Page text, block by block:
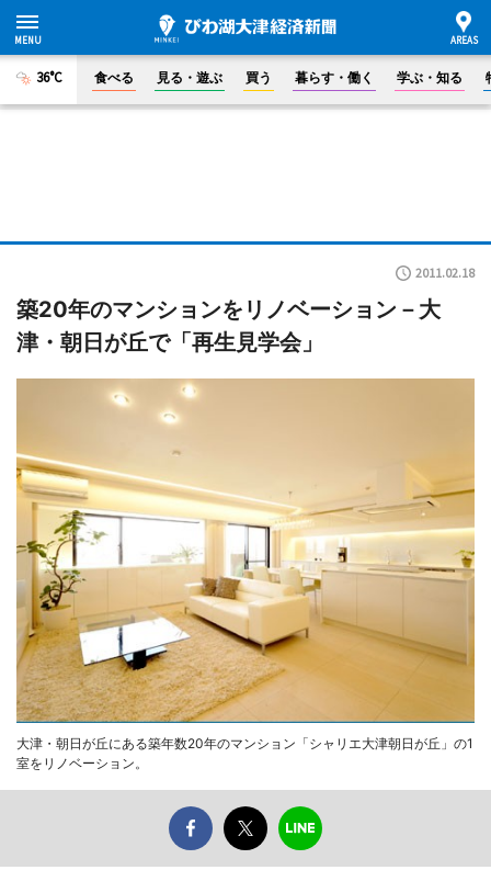
36°C 食べる 見る・遊ぶ 買う 暮らす・働く 学ぶ・知る
2011.02.18
築20年のマンションをリノベーション－大
津・朝日が丘で「再生見学会」
大津・朝日が丘にある築年数20年のマンション「シャリエ大津朝日が丘」の1
室をリノベーション。